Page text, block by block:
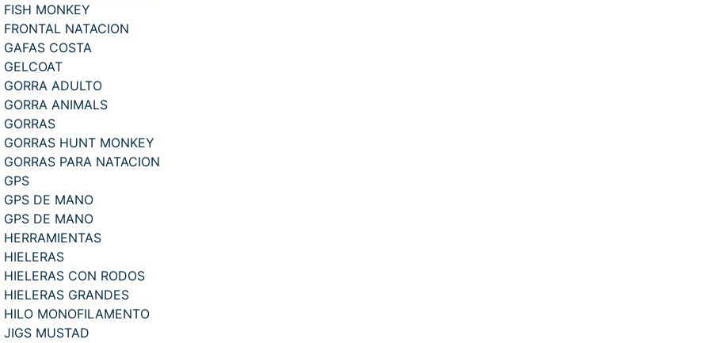
FISH MONKEY
FRONTAL NATACION
GAFAS COSTA
GELCOAT
GORRA ADULTO
GORRA ANIMALS
GORRAS
GORRAS HUNT MONKEY
GORRAS PARA NATACION
GPS
GPS DE MANO
GPS DE MANO
HERRAMIENTAS
HIELERAS
HIELERAS CON RODOS
HIELERAS GRANDES
HILO MONOFILAMENTO
JIGS MUSTAD